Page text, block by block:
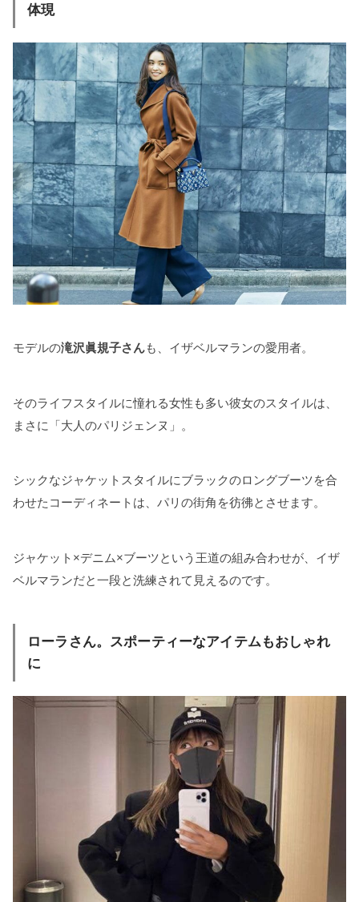
体現
モデルの滝沢眞規子さんも、イザベルマランの愛用者。
そのライフスタイルに憧れる女性も多い彼女のスタイルは、
まさに「大人のパリジェンヌ」。
シックなジャケットスタイルにブラックのロングブーツを合
わせたコーディネートは、パリの街角を彷彿とさせます。
ジャケット×デニム×ブーツという王道の組み合わせが、イザ
ベルマランだと一段と洗練されて見えるのです。
ローラさん。スポーティーなアイテムもおしゃれ
に